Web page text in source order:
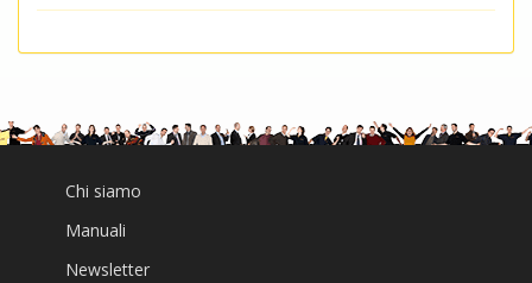
Chi siamo
Manuali
Newsletter